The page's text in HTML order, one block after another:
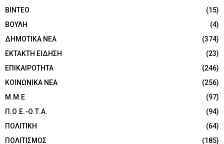
ΒΙΝΤΕΟ
(15)
ΒΟΥΛΗ
(4)
ΔΗΜΟΤΙΚΑ ΝΕΑ
(374)
ΕΚΤΑΚΤΗ ΕΙΔΗΣΗ
(23)
ΕΠΙΚΑΙΡΟΤΗΤΑ
(246)
ΚΟΙΝΩΝΙΚΑ ΝΕΑ
(256)
Μ.Μ.Ε
(97)
Π.Ο.Ε.-Ο.Τ.Α.
(94)
ΠΟΛΙΤΙΚΗ
(64)
ΠΟΛΙΤΙΣΜΟΣ
(185)